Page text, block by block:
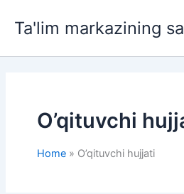
Ta'lim markazining
O’qituvchi
Home O’qituvchi hujjati